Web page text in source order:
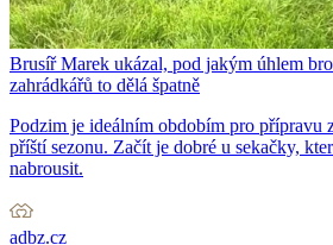
Brusíř Marek ukázal, pod jakým úhlem
zahrádkářů to dělá špatně
Podzim je ideálním obdobím pro přípravu
příští sezonu. Začít je dobré u sekačky,
nabrousit.
adbz.cz